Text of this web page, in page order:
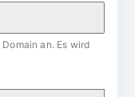
an. Es wird